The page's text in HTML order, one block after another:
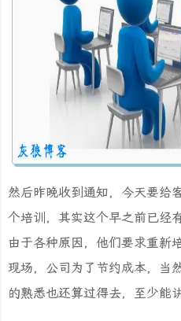
然后昨晚收到通知，今天要给
个培训，其实这个早之前已经
由于各种原因，他们要求重新
现场，公司为了节约成本，当
的熟悉也还算过得去，至少能